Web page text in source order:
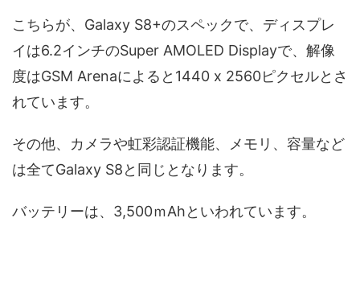
こちらが、Galaxy S8+のスペックで、ディスプレ
イは6.2インチのSuper AMOLED Displayで、解像
度はGSM Arenaによると1440 x 2560ピクセルとさ
れています。
その他、カメラや虹彩認証機能、メモリ、容量など
は全てGalaxy S8と同じとなります。
バッテリーは、3,500ｍAhといわれています。